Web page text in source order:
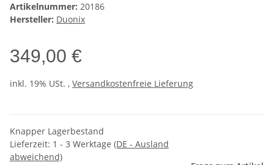
Artikelnummer: 20186
Hersteller: Duonix
349,00 €
inkl. 19% USt. , Versandkostenfreie Lieferung
Knapper Lagerbestand
Lieferzeit: 1 - 3 Werktage (DE - Ausland
abweichend)